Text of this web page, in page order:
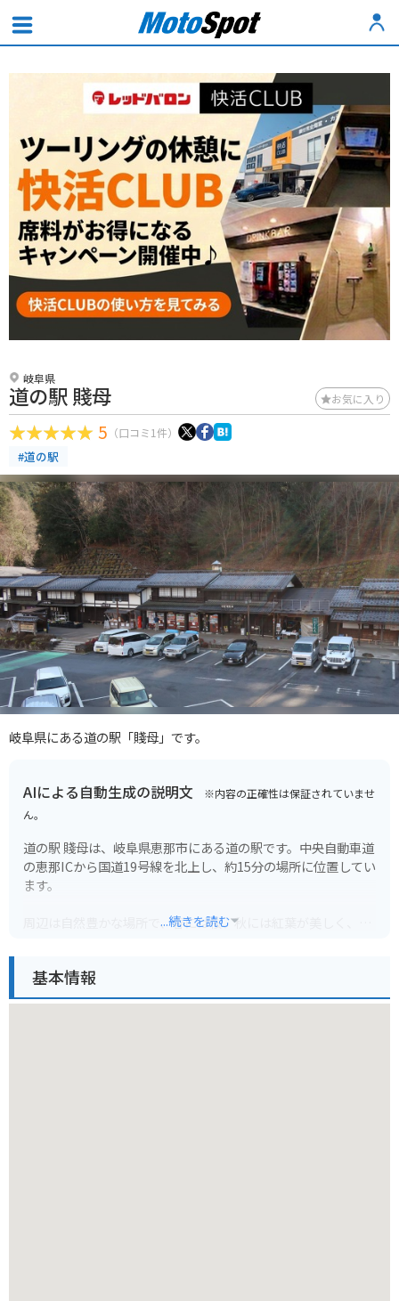
岐阜県
道の駅 賤母 お気に入り
5 （口コミ1件）
#道の駅
岐阜県にある道の駅「賤母」です。
AIによる自動生成の説明文 ※内容の正確性は保証されていませ
ん。
道の駅 賤母は、岐阜県恵那市にある道の駅です。中央自動車道
の恵那ICから国道19号線を北上し、約15分の場所に位置してい
ます。
周辺は自然豊かな場所で、春には桜、秋には紅葉が美しく、バ
物、山菜などが購入できます。また、レストランでは、地元産
の食材を使った料理を楽しむことができます。
...続きを読む
基本情報